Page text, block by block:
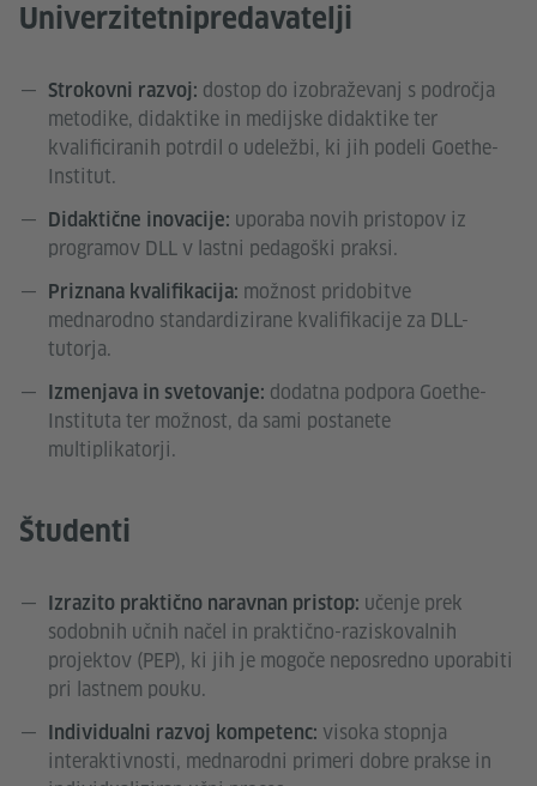
Univerzitetnipredavatelji
Strokovni razvoj: dostop do izobraževanj s področja
metodike, didaktike in medijske didaktike ter
kvalificiranih potrdil o udeležbi, ki jih podeli Goethe-
Institut.
Didaktične inovacije: uporaba novih pristopov iz
programov DLL v lastni pedagoški praksi.
Priznana kvalifikacija: možnost pridobitve
mednarodno standardizirane kvalifikacije za DLL-
tutorja.
Izmenjava in svetovanje: dodatna podpora Goethe-
Instituta ter možnost, da sami postanete
multiplikatorji.
Študenti
Izrazito praktično naravnan pristop: učenje prek
sodobnih učnih načel in praktično-raziskovalnih
projektov (PEP), ki jih je mogoče neposredno uporabiti
pri lastnem pouku.
Individualni razvoj kompetenc: visoka stopnja
interaktivnosti, mednarodni primeri dobre prakse in